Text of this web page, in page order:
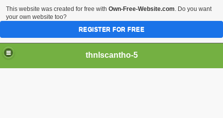
thnlscantho-5
This website was created for free with Own-Free-Website.com. Do you want
your own website too?
REGISTER FOR FREE